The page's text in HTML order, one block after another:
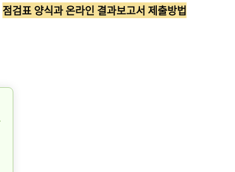
점검표 양식과 온라인 결과보고서 제출방법